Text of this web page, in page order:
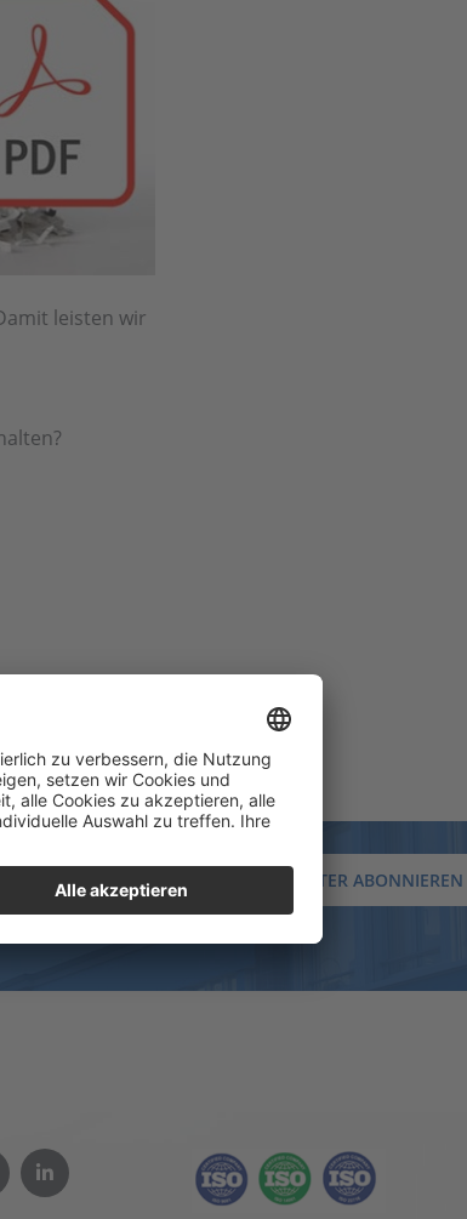
leisten wir
NEWSLETTER ABONNIEREN